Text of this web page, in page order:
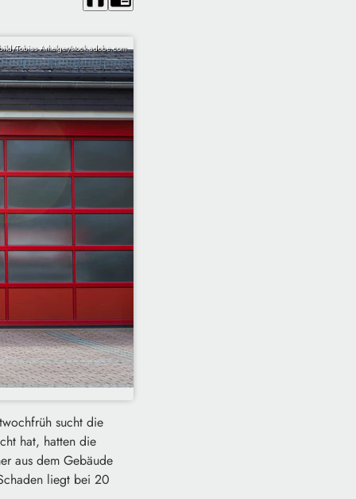
Tobias Arhelger/stock.adobe.com
sucht die
hat, hatten die
aus dem Gebäude
liegt bei 20